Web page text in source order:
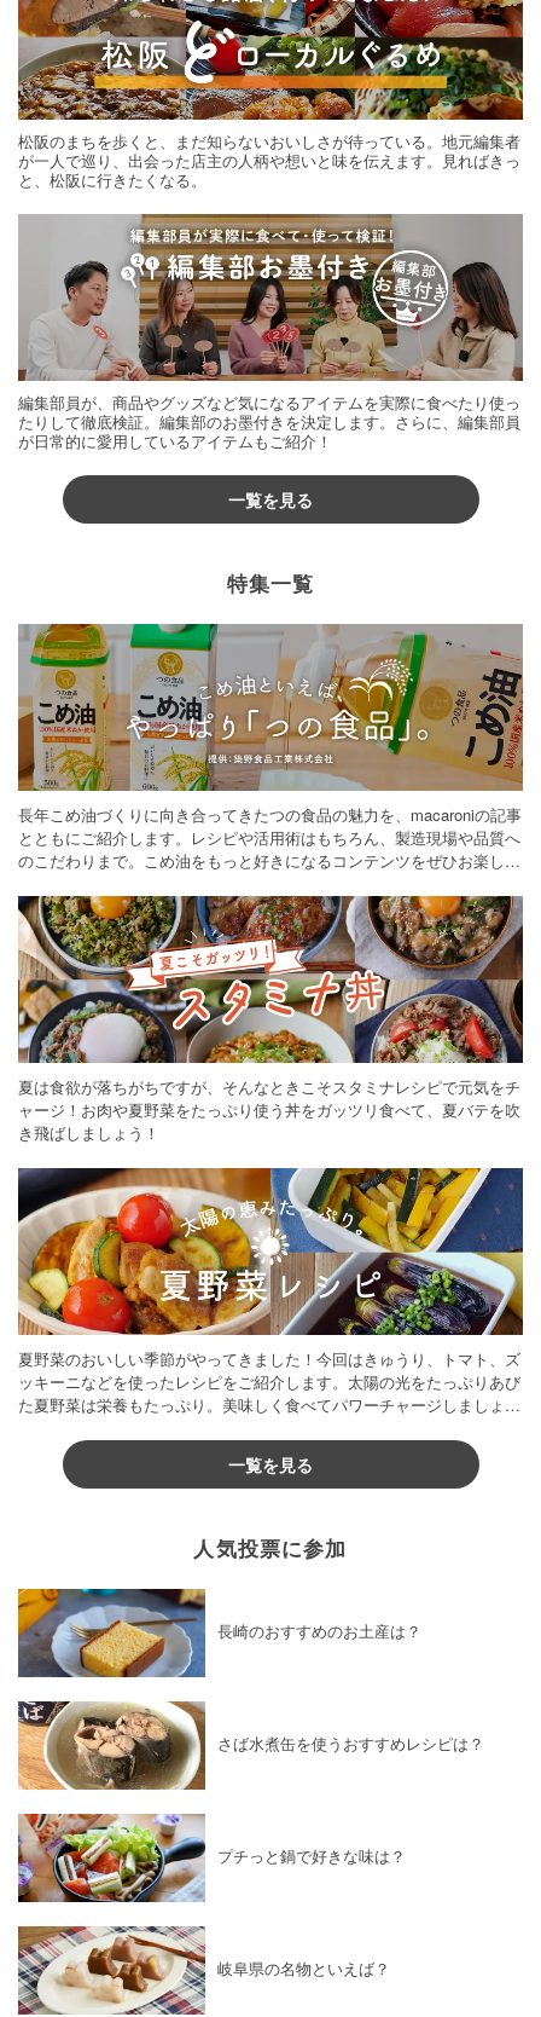
松阪のまちを歩くと、まだ知らないおいしさが待っている。地元編集者
が一人で巡り、出会った店主の人柄や想いと味を伝えます。見ればきっ
と、松阪に行きたくなる。
編集部員が、商品やグッズなど気になるアイテムを実際に食べたり使っ
たりして徹底検証。編集部のお墨付きを決定します。さらに、編集部員
が日常的に愛用しているアイテムもご紹介！
一覧を見る
特集一覧
長年こめ油づくりに向き合ってきたつの食品の魅力を、macaroniの記事
とともにご紹介します。レシピや活用術はもちろん、製造現場や品質へ
のこだわりまで。こめ油をもっと好きになるコンテンツをぜひお楽しみ
夏は食欲が落ちがちですが、そんなときこそスタミナレシピで元気をチ
ャージ！お肉や夏野菜をたっぷり使う丼をガッツリ食べて、夏バテを吹
き飛ばしましょう！
夏野菜のおいしい季節がやってきました！今回はきゅうり、トマト、ズ
ッキーニなどを使ったレシピをご紹介します。太陽の光をたっぷりあび
た夏野菜は栄養もたっぷり。美味しく食べてパワーチャージしましょう
一覧を見る
人気投票に参加
長崎のおすすめのお土産は？
さば水煮缶を使うおすすめレシピは？
プチっと鍋で好きな味は？
岐阜県の名物といえば？